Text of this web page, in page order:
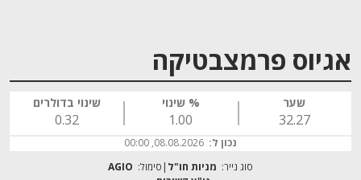
אגיוס פרמצבטיקה
שער
32.27
% שינוי
1.00
שינוי בדולרים
0.32
נכון ל: 08.08.2026, 00:00
סוג נייר: מניות חו"ל סימול: AGIO